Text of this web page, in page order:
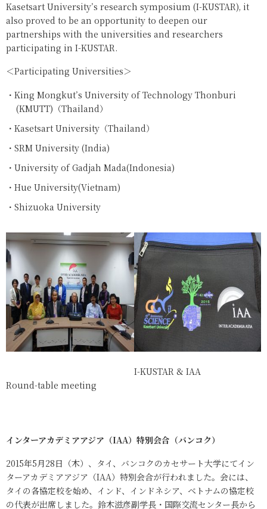
Kasetsart University’s research symposium (I-KUSTAR), it
also proved to be an opportunity to deepen our
partnerships with the universities and researchers
participating in I-KUSTAR.
＜Participating Universities＞
King Mongkut’s University of Technology Thonburi
(KMUTT)（Thailand）
Kasetsart University（Thailand）
SRM University (India)
University of Gadjah Mada(Indonesia)
Hue University(Vietnam)
Shizuoka University
Round-table meeting
I-KUSTAR & IAA
インターアカデミアアジア（IAA）特別会合（バンコク）
2015年5月28日（木）、タイ、バンコクのカセサート大学にてイン
ターアカデミアアジア（IAA）特別会合が行われました。会には、
タイの各協定校を始め、インド、インドネシア、ベトナムの協定校
の代表が出席しました。鈴木滋彦副学長・国際交流センター長から